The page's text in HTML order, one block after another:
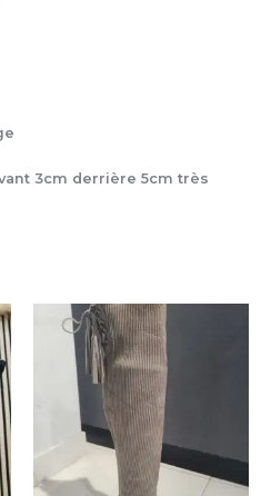
3cm derrière 5cm très
Ce
produit
a
plusieurs
variations.
Les
options
peuvent